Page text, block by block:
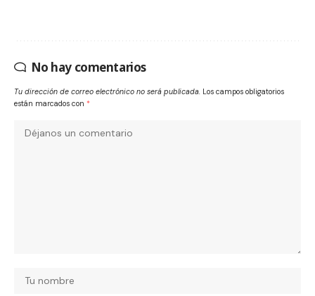
No hay comentarios
Tu dirección de correo electrónico no será publicada. Los campos obligatorios
están marcados con *